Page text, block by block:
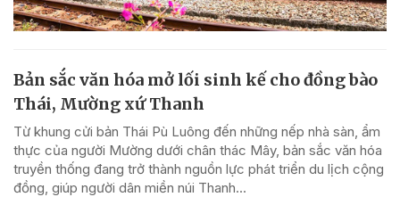
Bản sắc văn hóa mở lối sinh kế cho đồng bào
Thái, Mường xứ Thanh
Từ khung cửi bản Thái Pù Luông đến những nếp nhà sàn, ẩm
thực của người Mường dưới chân thác Mây, bản sắc văn hóa
truyền thống đang trở thành nguồn lực phát triển du lịch cộng
đồng, giúp người dân miền núi Thanh...